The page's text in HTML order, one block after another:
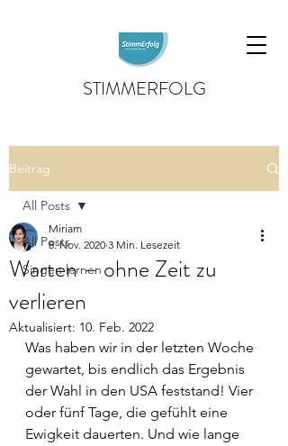
STIMMERFOLG
Beitrag
All Posts
Singen lernen
All Posts
Warten – ohne Zeit zu
verlieren
Miriam
8. Nov. 2020 3 Min. Lesezeit
Aktualisiert: 10. Feb. 2022
Was haben wir in der letzten Woche
gewartet, bis endlich das Ergebnis
der Wahl in den USA feststand! Vier
oder fünf Tage, die gefühlt eine
Ewigkeit dauerten. Und wie lange